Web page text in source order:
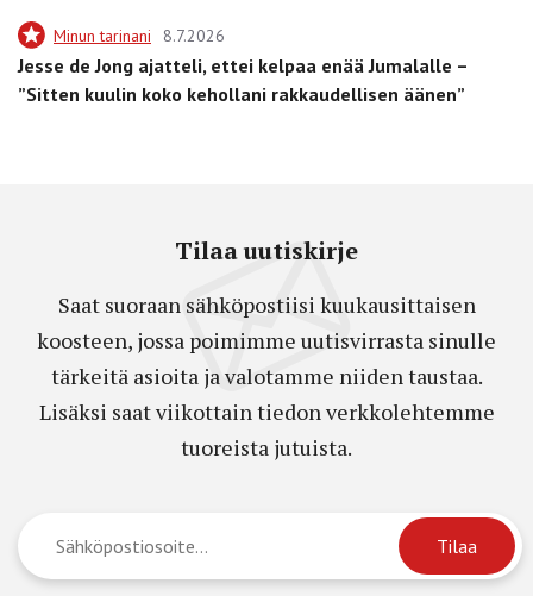
Minun tarinani 8.7.2026
Jesse de Jong ajatteli, ettei kelpaa enää Jumalalle –
”Sitten kuulin koko kehollani rakkaudellisen äänen”
Tilaa uutiskirje
Saat suoraan sähköpostiisi kuukausittaisen
koosteen, jossa poimimme uutisvirrasta sinulle
tärkeitä asioita ja valotamme niiden taustaa.
Lisäksi saat viikottain tiedon verkkolehtemme
tuoreista jutuista.